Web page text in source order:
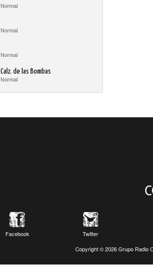
Normal
Normal
Normal
Calz. de las Bombas
Normal
Facebook
Twitter
Copyright ©2026 Grupo Radio